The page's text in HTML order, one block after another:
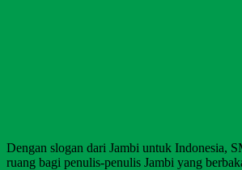
Dengan slogan dari Jambi untuk Indonesia,
ruang bagi penulis-penulis Jambi yang